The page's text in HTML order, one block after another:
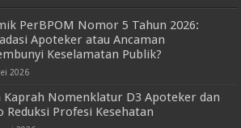
PerBPOM Nomor 5 Tahun 2026:
Apoteker atau Ancaman
Keselamatan Publik?
2026
Kaprah Nomenklatur D3 Apoteker dan
Reduksi Profesi Kesehatan